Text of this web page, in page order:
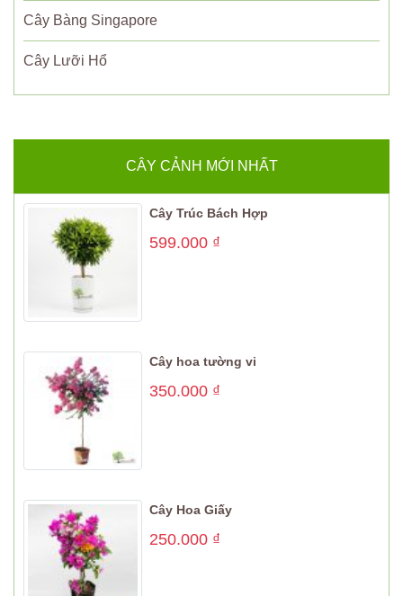
Cây Bàng Singapore
Cây Lưỡi Hổ
CÂY CẢNH MỚI NHẤT
Cây Trúc Bách Hợp
599.000 ₫
Cây hoa tường vi
350.000 ₫
Cây Hoa Giấy
250.000 ₫